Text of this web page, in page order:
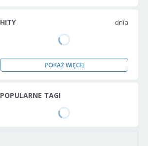
HITY dnia
POKAŻ WIĘCEJ
POPULARNE TAGI